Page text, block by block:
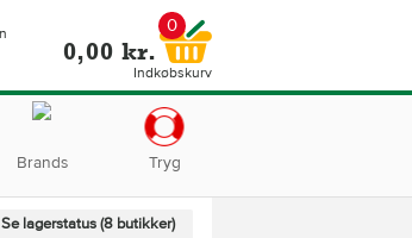
0
0,00 kr.
Indkøbskurv
Brands Tryg
Se lagerstatus (8 butikker)